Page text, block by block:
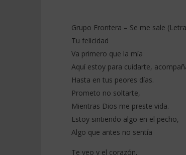
NOW VIEWING
Grupo Frontera – Se me sale
(Letra/Lyrics)
janvier
2026
Grupo Frontera – Se me sale
Tu felicidad
Va primero que la mía
Aquí estoy para cuidarte,
Hasta en tus peores días.
Prometo no soltarte,
Mientras Dios me preste vida.
Estoy sintiendo algo en el pecho,
Algo que antes no sentía
Te veo y el corazón,